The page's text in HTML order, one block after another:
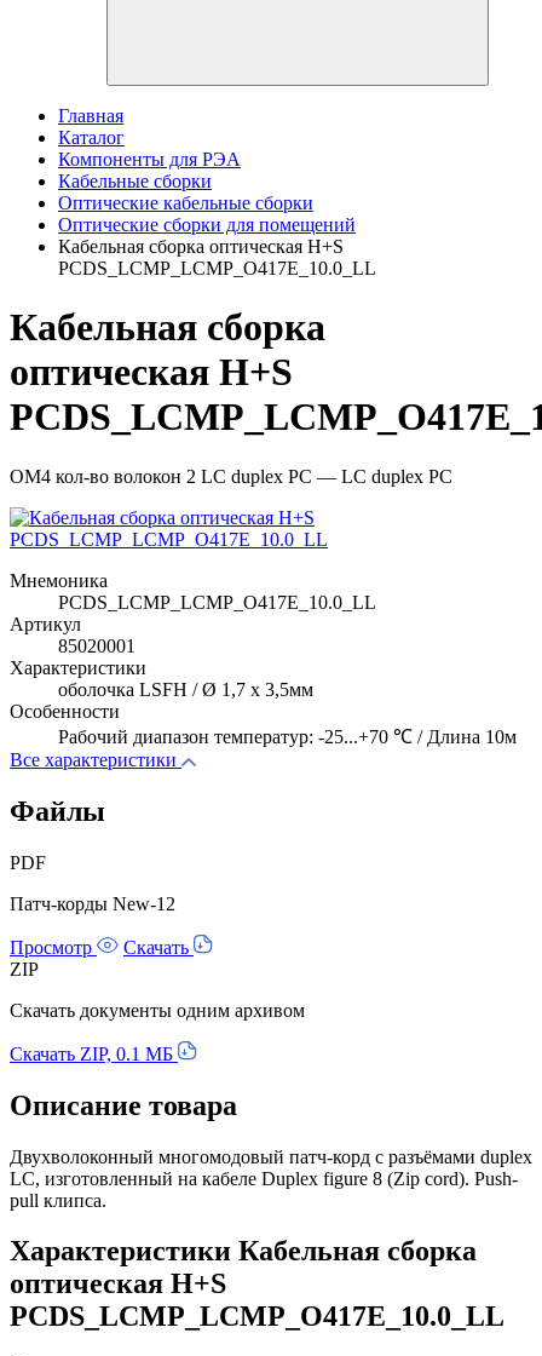
Главная
Каталог
Компоненты для РЭА
Кабельные сборки
Оптические кабельные сборки
Оптические сборки для помещений
Кабельная сборка оптическая H+S
PCDS_LCMP_LCMP_O417E_10.0_LL
Кабельная сборка
оптическая H+S
OM4 кол-во волокон 2 LC duplex PC — LC duplex PC
Мнемоника
PCDS_LCMP_LCMP_O417E_10.0_LL
Артикул
85020001
Характеристики
оболочка LSFH / Ø 1,7 x 3,5мм
Особенности
Рабочий диапазон температур: -25...+70 ℃ / Длина 10м
Все характеристики
Файлы
PDF
Патч-корды New-12
Просмотр
Скачать
ZIP
Скачать документы одним архивом
Скачать ZIP, 0.1 МБ
Описание товара
Двухволоконный многомодовый патч-корд с разъёмами duplex
LC, изготовленный на кабеле Duplex figure 8 (Zip cord). Push-
pull клипса.
Характеристики Кабельная сборка
оптическая H+S
PCDS_LCMP_LCMP_O417E_10.0_LL